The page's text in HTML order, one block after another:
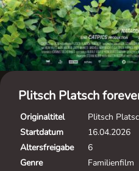
Plitsch Platsch
Originaltitel
Plitsch
Startdatum
16.04.2026
Altersfreigabe
6
Genre
Familienfilm